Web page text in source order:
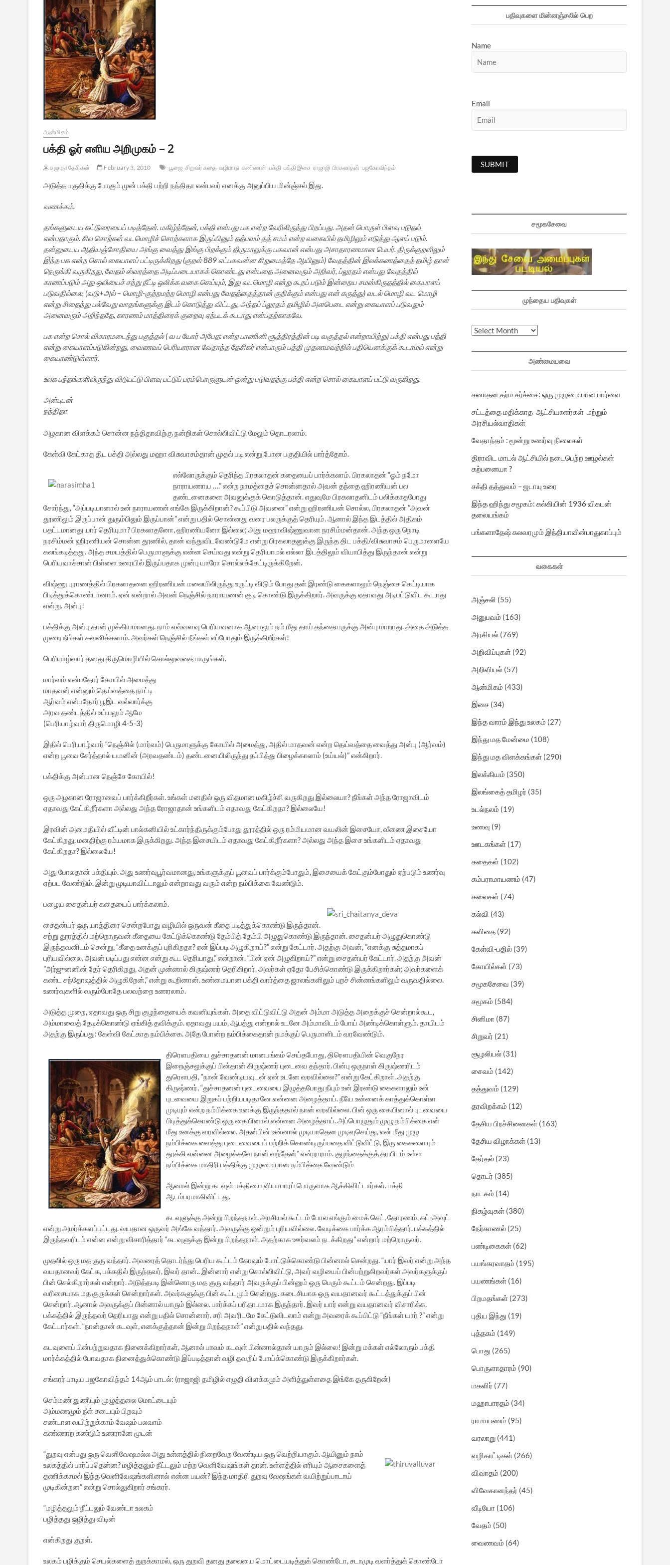
ஆன்மிகம்
பக்தி ஓர் எளிய அறிமுகம் – 2
சுஜாதா தேசிகன் February 3, 2010 பூஜை சிறுவர் கதை வழிபாடு கண்ணன் பக்தி பக்தி இசை ராஜாஜி பிரகலாதன் பஜகோவிந்தம்
அடுத்த பகுதிக்கு போகும் முன் பக்தி பற்றி நந்திதா என்பவர் எனக்கு அனுப்பிய மின்ஞ்சல் இது.
வணக்கம்.
தங்களுடைய கட்டுரையைப் படித்தேன். மகிழ்ந்தேன், பக்தி என்பது பக என்ற வேரிலிருந்து பிறப்பது. அதன் பொருள் பிளவு படுதல்
என்பதாகும். சில சொற்கள் வடமொழிச் சொற்களாக இருப்பினும் தத்பவம் தத் சமம் என்ற வகையில் தமிழிலும் எடுத்து ஆளப் படும்.
தன்னுடைய ஆதியஞ்சோதியை அங்கு வைத்து இங்கு பிறக்கும் திருமாலுக்கு பகவான் என்பது அசாதாரணமான பெயர். திருக்குறளிலும்
இந்த பக என்ற சொல் கையாளப் பட்டிருக்கிறது (குறள் 889 எட்பகவன்ன சிறுமைத்தே ஆயினும்) வேதத்தின் இலக்கணத்தைத் தமிழ் தான்
நெருங்கி வருகிறது, வேதம் ஸ்வரத்தை அடிப்படையாகக் கொண்டது என்பதை அனைவரும் அறிவர், ப்லூதம் என்பது வேதத்தில்
காணப்படும் அது ஒலியைச் சற்று நீட்டி ஒலிக்க வகை செய்யும், இது வடமொழி என்று கூறப் படும் இன்றைய சமஸ்கிருதத்தில் கையாளப்
படுவதில்லை, (வடு+அல் – மொழி-குற்றமற்ற மொழி என்பது வேதத்தைத்தான் குறிக்கும் என்பது என் கருத்து) வடல் மொழி வட மொழி
என்று சிதைந்து பல்வேறு வாதங்களுக்கு இடம் கொடுத்து விட்டது, அந்தப் ப்லூதம் தமிழில் அளபெடை என்று கையாளப் படுவதும்
அனைவரும் அறிந்ததே, காரணம் மாத்திரைக் குறைவு ஏற்படக் கூடாது என்பதற்காகவே.
பக என்ற சொல் விகாரமடைந்து பகுத்தல் ( வ ப யோர் அபேத: என்ற பாணினி சூத்திரத்தின் படி வகுத்தல் என்றாயிற்று) பக்தி என்பது பத்தி
என்று கையாளப்படுகின்றது, வைணவப் பெரியாரான வேதாந்த தேசிகர் என்பாரும் பத்தி முதலாமவற்றில் பதியெனக்குக் கூடாமல் என்று
கையாண்டுள்ளார்.
உலக பந்தங்களிலிருந்து விடுபட்டு பிளவு பட்டுப் பரம்பொருளுடன் ஒன்று படுவதற்கு பக்தி என்ற சொல் கையாளப் பட்டு வருகிறது.
அன்புடன்
நந்திதா
அழகான விளக்கம் சொன்ன நந்திதாவிற்கு நன்றிகள் சொல்லிவிட்டு மேலும் தொடரலாம்.
கேள்வி கேட்காத திட பக்தி அல்லது மஹா விசுவாசம்தான் முதல் படி என்று போன பகுதியில் பார்த்தோம்.
எல்லோருக்கும் தெரிந்த பிரகலாதன் கதையைப் பார்க்கலாம். பிரகலாதன் “ஓம் நமோ
நாராயணாய ….” என்ற நாமத்தைச் சொன்னதால் அவன் தந்தை ஹிரணியன் பல
தண்டனைகளை அவனுக்குக் கொடுத்தான். எதுவுமே பிரகலாதனிடம் பலிக்காதபோது
சோர்ந்து, “அப்படியானால் உன் நாராயணன் எங்கே இருக்கிறான்? கூப்பிடு அவனை” என்று ஹிரணியன் சொல்ல, பிரகலாதன் ”அவன்
தூணிலும் இருப்பான் துரும்பிலும் இருப்பான்” என்று பதில் சொன்னது வரை பலருக்குத் தெரியும். ஆனால் இந்த இடத்தில் அதிகம்
பதட்டமானது யார் தெரியுமா? பிரகலாதனோ, ஹிரணியனோ இல்லை; அது மஹாவிஷ்ணுவான நரசிம்மன்தான். அந்த ஒரு நொடி
நரசிம்மன் ஹிரணியன் சொன்ன தூணில், தான் வந்துவிடவேண்டுமே என்று பிரகலாதனுக்கு இருந்த திட பக்தி/விசுவாசம் பெருமாளையே
கலங்கடித்தது. அந்த சமயத்தில் பெருமாளுக்கு என்ன செய்வது என்று தெரியாமல் எல்லா இடத்திலும் வியாபித்து இருந்தான் என்று
பெரியவாச்சான் பிள்ளை உரையில் இருப்பதாக முன்பு யாரோ சொல்லக்கேட்டிருக்கிறேன்.
விஷ்ணு புராணத்தில் பிரகலாதனை ஹிரணியன் மலையிலிருந்து உருட்டி விடும் போது தன் இரண்டு கைகளாலும் நெஞ்சை கெட்டியாக
பிடித்துக்கொண்டானாம். ஏன் என்றால் அவன் நெஞ்சில் நாராயணன் குடி கொண்டு இருக்கிறார். அவருக்கு ஏதாவது அடிபட்டுவிட கூடாது
என்று. அன்பு!
பக்திக்கு அன்பு தான் முக்கியமானது. நாம் எவ்வளவு பெரியவனாக ஆனாலும் நம் மீது தாய் தந்தையருக்கு அன்பு மாறாது. அதை அடுத்த
முறை நீங்கள் கவனிக்கலாம். அவர்கள் நெஞ்சில் நீங்கள் எப்போதும் இருக்கிறீர்கள்!
பெரியாழ்வார் தனது திருமொழியில் சொல்லுவதை பாருங்கள்.
மார்வம் என்பதோர் கோயில் அமைத்து
மாதவன் என்னும் தெய்வத்தை நாட்டி
ஆர்வம் என்பதோர் பூஇட வல்லார்க்கு
அரவ தண்டத்தில் உய்யலும் ஆமே
(பெரியாழ்வார் திருமொழி 4-5-3)
இதில் பெரியாழ்வார் “நெஞ்சில் (மார்வம்) பெருமாளுக்கு கோயில் அமைத்து, அதில் மாதவன் என்ற தெய்வத்தை வைத்து அன்பு (ஆர்வம்)
என்ற பூவை சேர்த்தால் யமனின் (அரவதண்டம்) தண்டனையிலிருந்து தப்பித்து பிழைக்காலாம் (உய்யல்)” என்கிறார்.
பக்திக்கு அன்பான நெஞ்சே கோயில்!
ஒரு அழகான ரோஜாவைப் பார்க்கிறீர்கள். உங்கள் மனதில் ஒரு விதமான மகிழ்ச்சி வருகிறது இல்லையா? நீங்கள் அந்த ரோஜாவிடம்
ஏதாவது கேட்கிறீர்களா அல்லது அந்த ரோஜாதான் உங்களிடம் எதாவது கேட்கிறதா? இல்லையே!
இரவின் அமைதியில் வீட்டின் பால்கனியில் உட்கார்ந்திருக்கும்போது தூரத்தில் ஒரு ரம்மியமான வயலின் இசையோ, வீணை இசையோ
கேட்கிறது. மனதிற்கு ரம்யமாக இருக்கிறது. அந்த இசையிடம் ஏதாவது கேட்கிறீர்களா? அல்லது அந்த இசை உங்களிடம் ஏதாவது
கேட்கிறதா? இல்லையே!
அது போலதான் பக்தியும். அது உணர்வுபூர்வமானது, உங்களுக்குப் பூவைப் பார்க்கும்போதும், இசையைக் கேட்கும்போதும் ஏற்படும் உணர்வு
ஏற்பட வேண்டும். இன்று முடியாவிட்டாலும் என்றாவது வரும் என்ற நம்பிக்கை வேண்டும்.
பழைய சைதன்யர் கதையைப் பார்க்கலாம்.
சைதன்யர் ஒரு யாத்திரை சென்றபோது வழியில் ஒருவன் கீதை படித்துக்கொண்டு இருந்தான்.
சற்று தூரத்தில் மற்றொருவன் கீதையை கேட்டுக்கொண்டு தேம்பித் தேம்பி அழுதுகொண்டு இருந்தான். சைதன்யர் அழுதுகொண்டு
இருந்தவனிடம் சென்று, “கீதை உனக்குப் புரிகிறதா? ஏன் இப்படி அழுகிறாய்?” என்று கேட்டார். அதற்கு அவன், ”எனக்கு சுத்தமாகப்
புரியவில்லை. அவன் படிப்பது என்ன என்று கூட தெரியாது,” என்றான். “பின் ஏன் அழுகிறாய்?” என்று சைதன்யர் கேட்டார். அதற்கு அவன்
”அர்ஜுனனின் தேர் தெரிகிறது, அதன் முன்னால் கிருஷ்ணர் தெரிகிறார். அவர்கள் ஏதோ பேசிக்கொண்டு இருக்கிறார்கள்; அவர்களைக்
கண்ட சந்தோஷத்தில் அழுகிறேன்,” என்று கூறினான். உண்மையான பக்தி வார்த்தை ஜாலங்களிலும் புறச் சின்னங்களிலும் வருவதில்லை.
உணர்வுகளில் வரும்போதே பலவற்றை உணரலாம்.
அடுத்த முறை, ஏதாவது ஒரு சிறு குழந்தையைக் கவனியுங்கள். அதை விட்டுவிட்டு அதன் அம்மா அடுத்த அறைக்குச் சென்றால்கூட,
அம்மாவைத் தேடிக்கொண்டு ஏங்கித் தவிக்கும். ஏதாவது பயம், ஆபத்து என்றால் உடனே அம்மாவிடம் போய் அண்டிக்கொள்ளும். தாயிடம்
அதற்கு இருப்பது: கேள்வி கேட்காத நம்பிக்கை. அதே போன்ற நம்பிக்கைதான் நமக்குப் பெருமாளிடம் வரவேண்டும்.
திரெளபதியை துச்சாதனன் மானபங்கம் செய்தபோது, திரௌபதியின் வெகுநேர
இறைஞ்சலுக்குப் பின்தான் கிருஷ்ணர் புடைவை தந்தார். பின்பு ஒருநாள் கிருஷ்ணரிடம்
துரௌபதி, “நான் வேண்டியவுடன் ஏன் உடனே வரவில்லை?” என்று கேட்கிறாள். அதற்கு
கிருஷ்ணர், “துச்சாதனன் புடைவையை இழுத்தபோது நீயும் உன் இரண்டு கைகளாலும் உன்
புடவையை இறுகப் பற்றியபடிதானே என்னை அழைத்தாய். நீயே உன்னைக் காத்துக்கொள்ள
முடியும் என்ற நம்பிக்கை உனக்கு இருந்ததால் நான் வரவில்லை. பின் ஒரு கையினால் புடவையை
பிடித்துக்கொண்டு ஒரு கையினால் என்னை அழைத்தாய். அப்பொழுதும் முழு நம்பிக்கை என்
மீது உனக்கு வரவில்லை. அதன்பின் உன்னால் முடியாதென முடிவுசெய்து, என் மீது முழு
நம்பிக்கை வைத்து புடைவையைப் பற்றிக் கொண்டிருப்பதை விட்டுவிட்டு, இரு கைகளையும்
தூக்கி என்னை அழைக்கவே நான் வந்தேன்” என்றாராம். குழந்தைக்குத் தாயிடம் உள்ள
நம்பிக்கை மாதிரி பக்திக்கு முழுமையான நம்பிக்கை வேண்டும்
ஆனால் இன்று கடவுள் பக்தியை வியாபாரப் பொருளாக ஆக்கிவிட்டார்கள். பக்தி
ஆடம்பரமாகிவிட்டது.
கடவுளுக்கு அன்று பிறந்தநாள். அரசியல் கூட்டம் போல எங்கும் மைக் செட், தோரணம், கட்-அவுட்
என்று அமர்க்களப்பட்டது. வயதான ஒருவர் அங்கே வந்தார். அவருக்கு ஒன்றும் புரியவில்லை. வேடிக்கை பார்க்க ஆரம்பித்தார். பக்கத்தில்
இருந்தவரிடம் என்ன என்று விசாரித்தார் “கடவுளுக்கு இன்று பிறந்தநாள். அதற்காக ஊர்வலம் நடக்கிறது” என்றார் மற்றொருவர்.
முதலில் ஒரு மத குரு வந்தார். அவரைத் தொடர்ந்து பெரிய கூட்டம் கோஷம் போட்டுக்கொண்டு பின்னால் சென்றது. “யார் இவர் என்று அந்த
வயதானவர் கேட்க, பக்கதில் இருந்தவர், இவர் தான்.. இன்னார் என்று சொல்லிவிட்டு, அவர் வழியைப் பின்பற்றுகிறவர்கள் அவர்களுக்குப்
பின் செல்கிறார்கள் என்றார். அடுத்தபடி இன்னொரு மத குரு வந்தார் அவருக்குப் பின்னும் ஒரு பெரும் கூட்டம் சென்றது. இப்படி
வரிசையாக மத குருக்கள் சென்றார்கள். அவர்களுக்கு பின் கூட்டமும் சென்றது. கடைசியாக ஒரு வயதானவர் கூட்டத்துக்குப் பின்
சென்றார். ஆனால் அவருக்குப் பின்னால் யாரும் இல்லை. பார்க்கப் பரிதாபமாக இருந்தார். இவர் யார் என்று வயதானவர் விசாரிக்க,
பக்கத்தில் இருந்தவர் தெரியாது என்று பதில் சொன்னார். சரி அவரிடமே கேட்டுவிடலாம் என்று அவரைக் கூப்பிட்டு “நீங்கள் யார் ?” என்று
கேட்டார்கள். “நான்தான் கடவுள், எனக்குத்தான் இன்று பிறந்தநாள்” என்று பதில் வந்தது.
கடவுளைப் பின்பற்றுவதாக நினைக்கிறார்கள், ஆனால் பாவம் கடவுள் பின்னால்தான் யாரும் இல்லை! இன்று மக்கள் எல்லோரும் பக்தி
மார்க்கத்தில் போவதாக நினைத்துக்கொண்டு இப்படித்தான் வழி தவறிப் போய்க்கொண்டு இருக்கிறார்கள்.
சங்கரர் பாடிய பஜகோவிந்தம் 14ஆம் பாடல்: (ராஜாஜி தமிழில் எழுதி விளக்கமும் அளித்துள்ளதை இங்கே தருகிறேன்)
செம்மண் துணியும் முழுத்தலை மொட்டையும்
அம்மணமும் நீள் சடையும் பிறவும்
சண்டாள வயிற்றுக்காம் வேஷம் பலவாம்
கண்ணாற கண்டும் உணரானே மூடன்
“துறவு என்பது ஒரு வெளிவேஷமல்ல அது உள்ளத்தில் நிறைவேற வேண்டிய ஒரு வெற்றியாகும். ஆயினும் நாம்
உலகத்தில் பார்ப்பதென்ன? மழித்தலும் நீட்டலும் மற்ற வெளிவேஷங்கள் தான். உள்ளத்தில் எரியும் ஆசைகளைத்
தணிக்காமல் இந்த வெளிவேஷங்களினால் என்ன பயன்? இந்த மாதிரி துறவு வேஷங்கள் வயிற்றுப்பாடாய்
முடிகின்றன” என்று சொல்லுகிறார் சங்கரர்.
“மழித்தலும் நீட்டலும் வேண்டா உலகம்
பழித்தது ஒழித்து விடின்
என்கிறது குறள்.
உலகம் பழிக்கும் செயல்களைத் துறக்காமல், ஒரு துறவி தனது தலையை மொட்டையடித்துக் கொண்டோ, சடாமுடி வளர்த்துக் கொண்டோ
பதிவுகளை மின்னஞ்சலில் பெற
Name
Email
சமூகசேவை
முந்தைய பதிவுகள்
முந்தைய
அண்மையவை
சனாதன தர்ம சர்ச்சை: ஒரு முழுமையான பார்வை
சட்டத்தை மதிக்காத ஆட்சியாளர்கள் மற்றும்
அரசியல்வாதிகள்
வேதாந்தம் : மூன்று உணர்வு நிலைகள்
திராவிட மாடல் ஆட்சியில் நடைபெற்ற ஊழல்கள்
கற்பனையா ?
சக்தி தத்துவம் – ஜடாயு உரை
இந்த ஹிந்து சமூகம்: கல்கியின் 1936 விகடன்
தலையங்கம்
பங்களாதேஷ் கலவரமும் இந்தியாவின்பாதுகாப்பும்
வகைகள்
அஞ்சலி (55)
அனுபவம் (163)
அரசியல் (769)
அறிவிப்புகள் (92)
அறிவியல் (57)
ஆன்மிகம் (433)
இசை (34)
இந்த வாரம் இந்து உலகம் (27)
இந்து மத மேன்மை (108)
இந்து மத விளக்கங்கள் (290)
இலக்கியம் (350)
இலங்கைத் தமிழர் (35)
உடல்நலம் (19)
உணவு (9)
ஊடகங்கள் (17)
கதைகள் (102)
கம்பராமாயணம் (47)
கலைகள் (74)
கல்வி (43)
கவிதை (92)
கேள்வி-பதில் (39)
கோயில்கள் (73)
சமூகசேவை (39)
சமூகம் (584)
சினிமா (87)
சிறுவர் (21)
சூழலியல் (31)
சைவம் (142)
தத்துவம் (129)
தரவிறக்கம் (12)
தேசிய பிரச்சினைகள் (163)
தேசிய விழாக்கள் (13)
தேர்தல் (23)
தொடர் (385)
நாடகம் (14)
நிகழ்வுகள் (380)
நேர்காணல் (25)
பண்டிகைகள் (62)
பயங்கரவாதம் (195)
பயணங்கள் (16)
பிறமதங்கள் (273)
புதிய இந்து (19)
புத்தகம் (149)
பொது (265)
பொருளாதாரம் (90)
மகளிர் (77)
மஹாபாரதம் (34)
ராமாயணம் (95)
வரலாறு (441)
வழிகாட்டிகள் (266)
விவாதம் (200)
விவேகானந்தர் (45)
வீடியோ (106)
வேதம் (50)
வைணவம் (64)